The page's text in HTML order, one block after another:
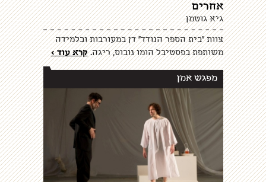
אחרים
גיא גוטמן
צוות "בית הספר הנודד" דן במעורבות ובלמידה
משותפת בפסטיבל הומו נובוס, ריגה.קרא עוד >
מפגש אמן